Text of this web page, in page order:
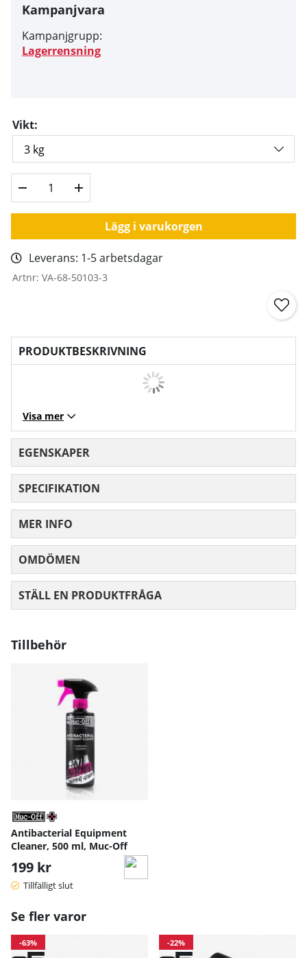
Kampanjvara
Kampanjgrupp:
Lagerrensning
Vikt:
Lägg i varukorgen
Leverans: 1-5 arbetsdagar
Artnr: VA-68-50103-3
PRODUKTBESKRIVNING
Visa mer
EGENSKAPER
SPECIFIKATION
MER INFO
OMDÖMEN
STÄLL EN PRODUKTFRÅGA
Tillbehör
Antibacterial Equipment
Cleaner, 500 ml, Muc-Off
199 kr
Tillfälligt slut
Se fler varor
-63% -22%